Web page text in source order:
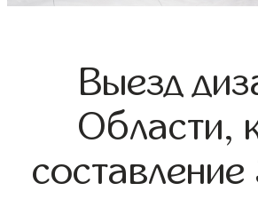
Выезд
Области,